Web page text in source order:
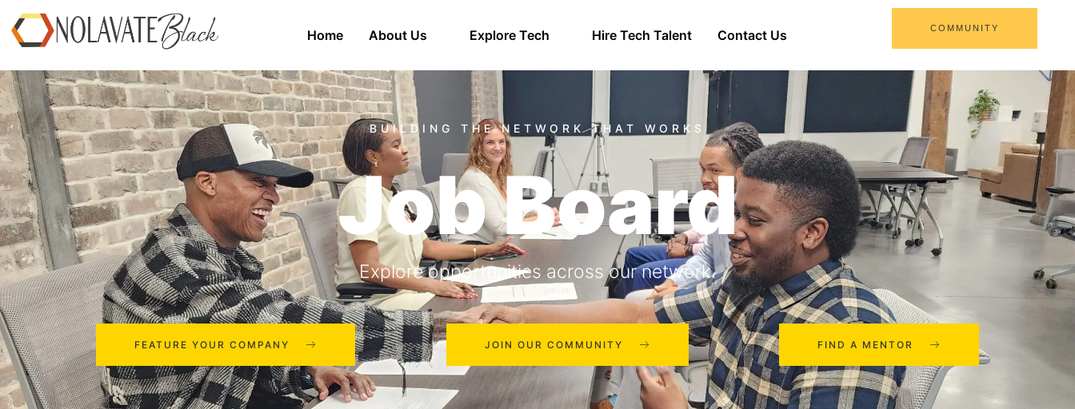
Home About Us Explore Tech Hire Tech Talent Contact Us COMMUNITY
Job Board
Explore opportunities across our network.
FEATURE YOUR COMPANY JOIN OUR COMMUNITY FIND A MENTOR